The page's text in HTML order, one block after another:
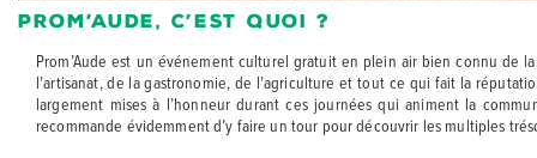
Prom’Aude, c’est quoi ?
Prom’Aude est un événement culturel gratuit en plein air bien connu de
l’artisanat, de la gastronomie, de l’agriculture et tout ce qui fait la
largement mises à l’honneur durant ces journées qui animent la
recommande évidemment d’y faire un tour pour découvrir les multiples